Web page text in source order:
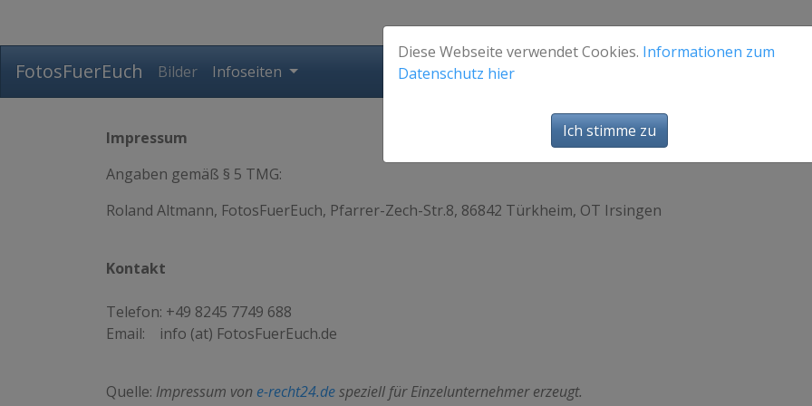
FotosFuerEuch Bilder Infoseiten
Impressum
Angaben gemäß § 5 TMG:
Roland Altmann, FotosFuerEuch, Pfarrer-Zech-Str.8, 86842 Türkheim, OT Irsingen
Kontakt
Telefon: +49 8245 7749 688
Email: info (at) FotosFuerEuch.de
Quelle: Impressum von e-recht24.despeziell für Einzelunternehmer erzeugt.
Diese Webseite verwendet Cookies. Informationen zum
Datenschutz hier
Ich stimme zu